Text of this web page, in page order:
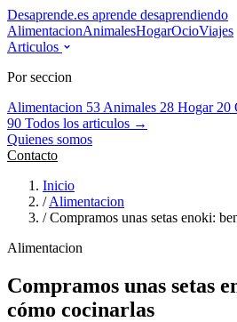
Desaprende.es aprende desaprendiendo
AlimentacionAnimalesHogarOcioViajes
Articulos
Por seccion
Alimentacion 53 Animales 28 Hogar 20
90 Todos los articulos →
Quienes somos
Contacto
Inicio
/ Alimentacion
/ Compramos unas setas enoki:
Alimentacion
Compramos unas setas
cómo cocinarlas